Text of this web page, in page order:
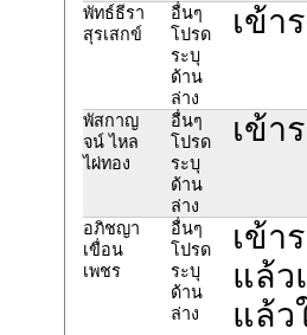
พัทธ์ธีรา
สุรเสกข์
อื่นๆ
โปรด
ระบุ
ด้าน
ล่าง
เข้า
พัสกาญ
จน์ ไหล
ไผ่ทอง
อื่นๆ
โปรด
ระบุ
ด้าน
ล่าง
เข้า
อภิชญา
เขื่อน
เพชร
อื่นๆ
โปรด
ระบุ
ด้าน
ล่าง
เข้า
แล้ว
แล้ว